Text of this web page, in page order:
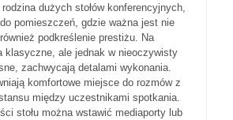
dużych stołów konferencyjnych,
pomieszczeń, gdzie ważna jest nie
podkreślenie prestiżu. Na
klasyczne, ale jednak w nieoczywisty
zachwycają detalami wykonania.
komfortowe miejsce do rozmów z
między uczestnikami spotkania.
stołu można wstawić mediaporty lub